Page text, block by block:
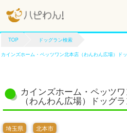
TOP ドッグラン検索
カインズホーム・ペッツワン北本店（わんわん広場）ド
カインズホーム・ペッツ
（わんわん広場）ドッグ
埼玉県 北本市